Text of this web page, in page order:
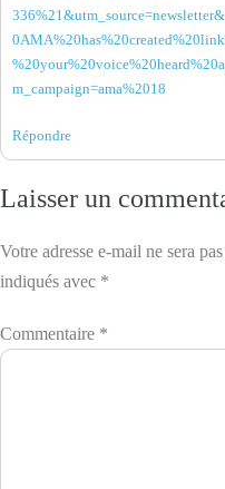
m_campaign=ama%2018
Répondre
Laisser un
Votre adresse e-mail ne sera
indiqués avec *
Commentaire *